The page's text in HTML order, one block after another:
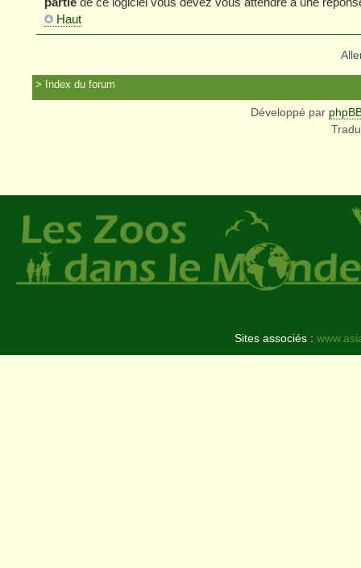
Haut
Index du forum
Développé par
Sites associés :